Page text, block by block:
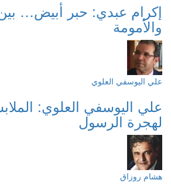
إكرام عبدي: حبر أبيض… بين
والأمومة
علي اليوسفي العلوي
علي اليوسفي العلوي:
لهجرة الرسول
هشام روزاق